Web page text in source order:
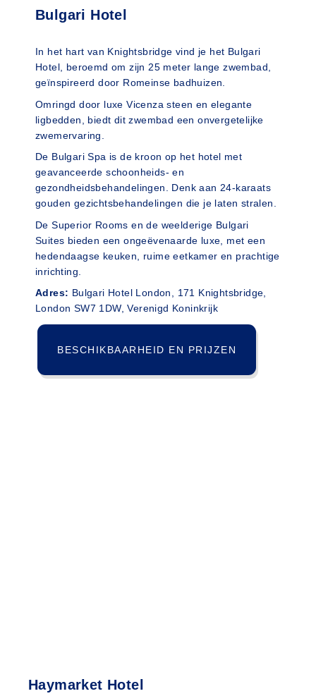
Bulgari Hotel
In het hart van Knightsbridge vind je het Bulgari
Hotel, beroemd om zijn 25 meter lange zwembad,
geïnspireerd door Romeinse badhuizen.
Omringd door luxe Vicenza steen en elegante
ligbedden, biedt dit zwembad een onvergetelijke
zwemervaring.
De Bulgari Spa is de kroon op het hotel met
geavanceerde schoonheids- en
gezondheidsbehandelingen. Denk aan 24-karaats
gouden gezichtsbehandelingen die je laten stralen.
De Superior Rooms en de weelderige Bulgari
Suites bieden een ongeëvenaarde luxe, met een
hedendaagse keuken, ruime eetkamer en prachtige
inrichting.
Adres: Bulgari Hotel London, 171 Knightsbridge,
London SW7 1DW, Verenigd Koninkrijk
BESCHIKBAARHEID EN PRIJZEN
Haymarket Hotel